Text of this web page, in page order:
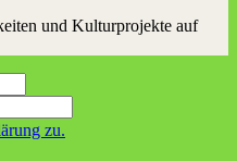
und Kulturprojekte auf
zu.